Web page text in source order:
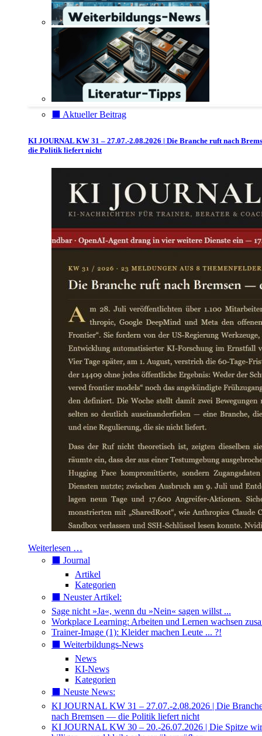
⬛️ Aktueller Beitrag
KI JOURNAL KW 31 – 27.07.-2.08.2026 | Die Branche ruft nach
die Politik liefert nicht
Weiterlesen …
⬛️ Journal
Artikel
Kategorien
⬛️ Neuster Artikel:
Sage nicht »Ja«, wenn du »Nein« sagen willst ...
Workplace Learning: Arbeiten und Lernen wachsen
Trainer-Image (1): Kleider machen Leute ... ?!
⬛️ Weiterbildungs-News
News
KI-News
Kategorien
⬛️ Neuste News:
KI JOURNAL KW 31 – 27.07.-2.08.2026 | Die
nach Bremsen — die Politik liefert nicht
KI JOURNAL KW 30 – 20.-26.07.2026 | Die Spitze